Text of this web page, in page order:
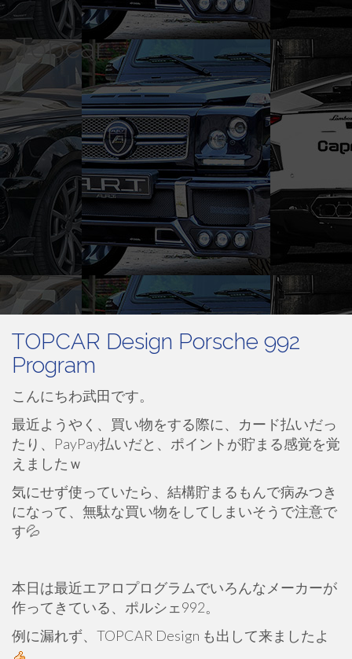
Topcar
TOPCAR Design Porsche 992
Program
こんにちわ武田です。
最近ようやく、買い物をする際に、カード払いだっ
たり、PayPay払いだと、ポイントが貯まる感覚を覚
えましたｗ
気にせず使っていたら、結構貯まるもんで病みつき
になって、無駄な買い物をしてしまいそうで注意で
す💦
本日は最近エアロプログラムでいろんなメーカーが
作ってきている、ポルシェ992。
例に漏れず、TOPCAR Design も出して来ましたよ